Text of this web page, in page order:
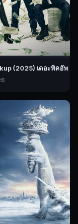
(2025) เดอะพิคอัพ